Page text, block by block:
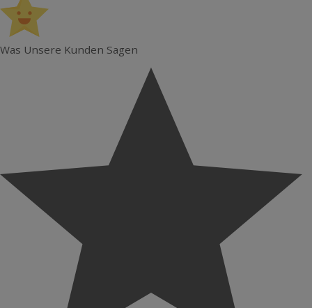
Was Unsere Kunden Sagen